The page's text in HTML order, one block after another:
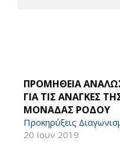
ΠΡΟΜΗΘΕΙΑ
ΓΙΑ ΤΙΣ ΑΝΑΓΚΕΣ
ΜΟΝΑΔΑΣ ΡΟΔΟΥ
Προκηρύξεις
20 Ιουν 2019